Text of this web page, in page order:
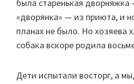
была старенькая
«дворянка» — из приюта, и
планах не было. Но хозяева
собака вскоре родила
Дети испытали восторг, а